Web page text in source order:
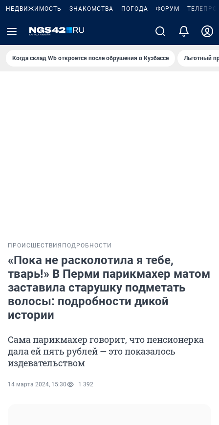
НЕДВИЖИМОСТЬ ЗНАКОМСТВА ПОГОДА ФОРУМ
Когда склад Wb откроется после обрушения в Кузбассе Льготный
ПРОИСШЕСТВИЯ ПОДРОБНОСТИ
«Пока не расколотила я тебе,
тварь!» В Перми парикмахер матом
заставила старушку подметать
волосы: подробности дикой
истории
Сама парикмахер говорит, что пенсионерка
дала ей пять рублей — это показалось
издевательством
14 марта 2024, 15:30 1 392